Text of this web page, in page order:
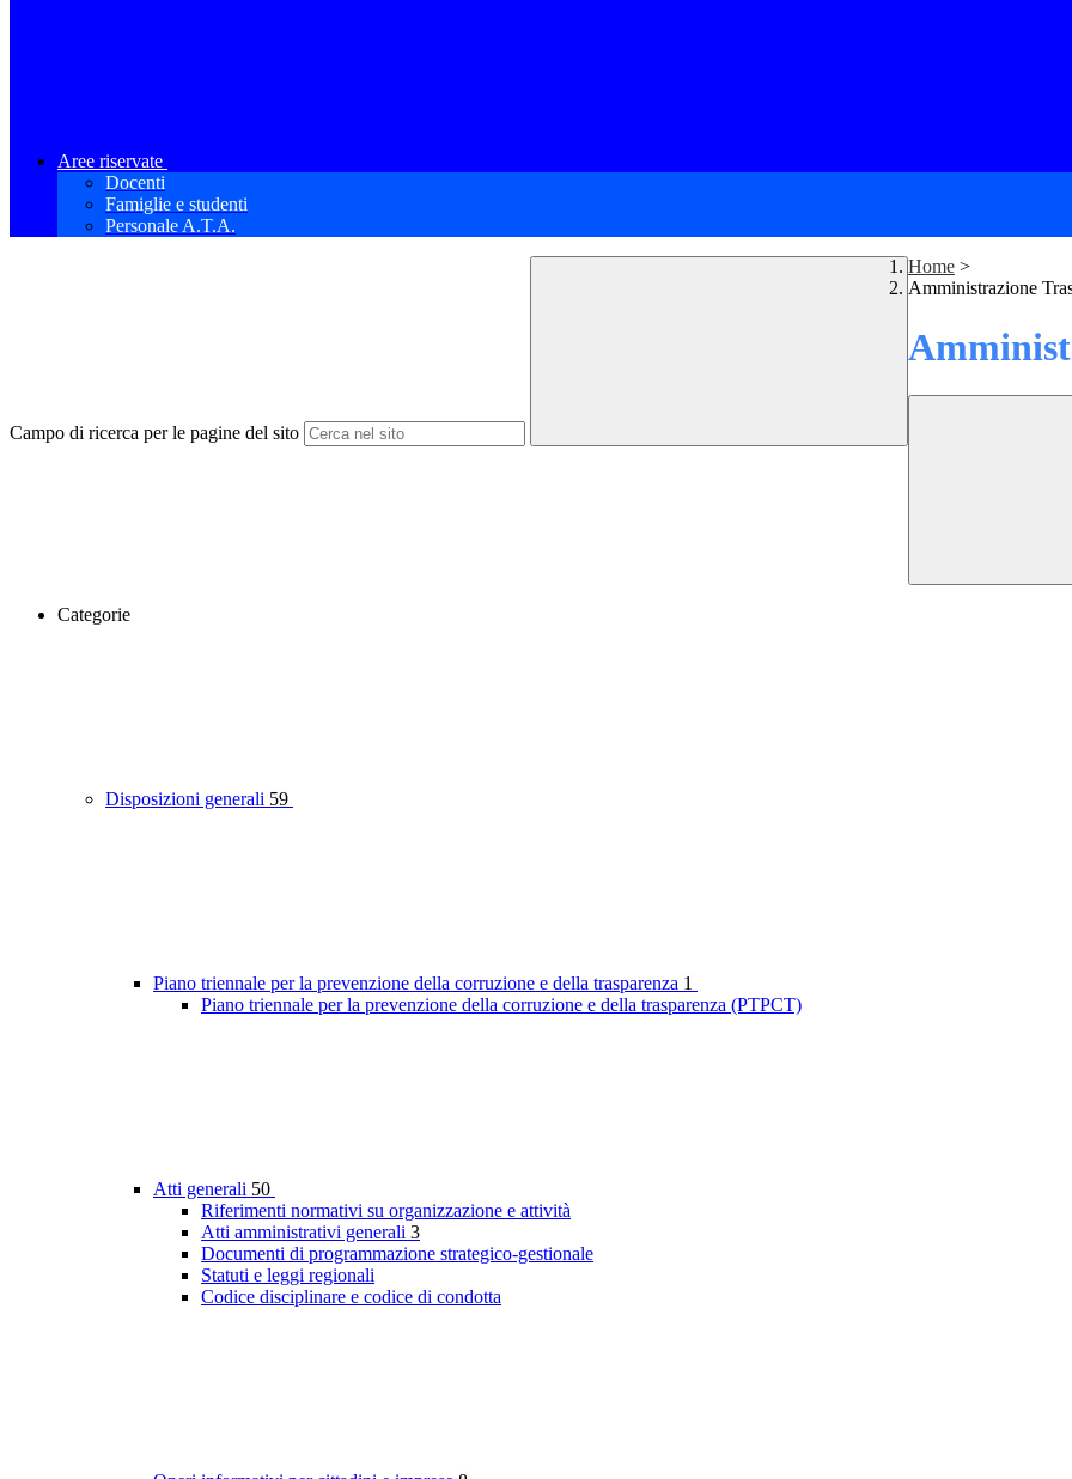
Aree riservate
Docenti
Famiglie e studenti
Personale A.T.A.
Campo di ricerca per le pagine del sito
Home >
Amministrazione
Categorie
Disposizioni generali 59
Piano triennale per la prevenzione della corruzione e della trasparenza 1
Piano triennale per la prevenzione della corruzione e della trasparenza (PTPCT)
Atti generali 50
Riferimenti normativi su organizzazione e attività
Atti amministrativi generali 3
Documenti di programmazione strategico-gestionale
Statuti e leggi regionali
Codice disciplinare e codice di condotta